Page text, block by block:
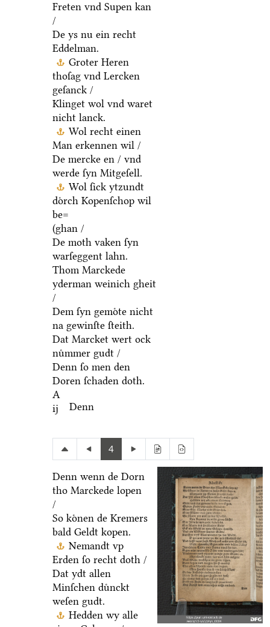
Freten vnd Supen kan
/
De ys nu ein recht
Eddelman.
Groter Heren
thoſag vnd Lercken
geſanck /
Klinget wol vnd waret
nicht lanck.
Wol recht einen
Man erkennen wil /
De mercke en / vnd
werde ſyn Mitgeſell.
Wol ſick ytzundt
doͤrch Kopenſchop wil
be=
(ghan /
De moth vaken ſyn
warſeggent lahn.
Thom Marckede
yderman weinich gheit
/
Dem ſyn gemoͤte nicht
na gewinſte ſteith.
Dat Marcket wert ock
nuͤmmer gudt /
Denn ſo men den
Doren ſchaden doth.
A
ij
Denn
4
Denn wenn de Dorn
tho Marckede lopen
/
So koͤnen de Kremers
bald Geldt kopen.
Nemandt vp
Erden ſo recht doth /
Dat ydt allen
Minſchen duͤnckt
weſen gudt.
Hedden wy alle